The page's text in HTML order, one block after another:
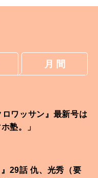
月 間
ワッサン』最新号は
塾。」
29話 仇、光秀（要